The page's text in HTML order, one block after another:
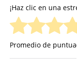
¡Haz clic en una
Promedio de